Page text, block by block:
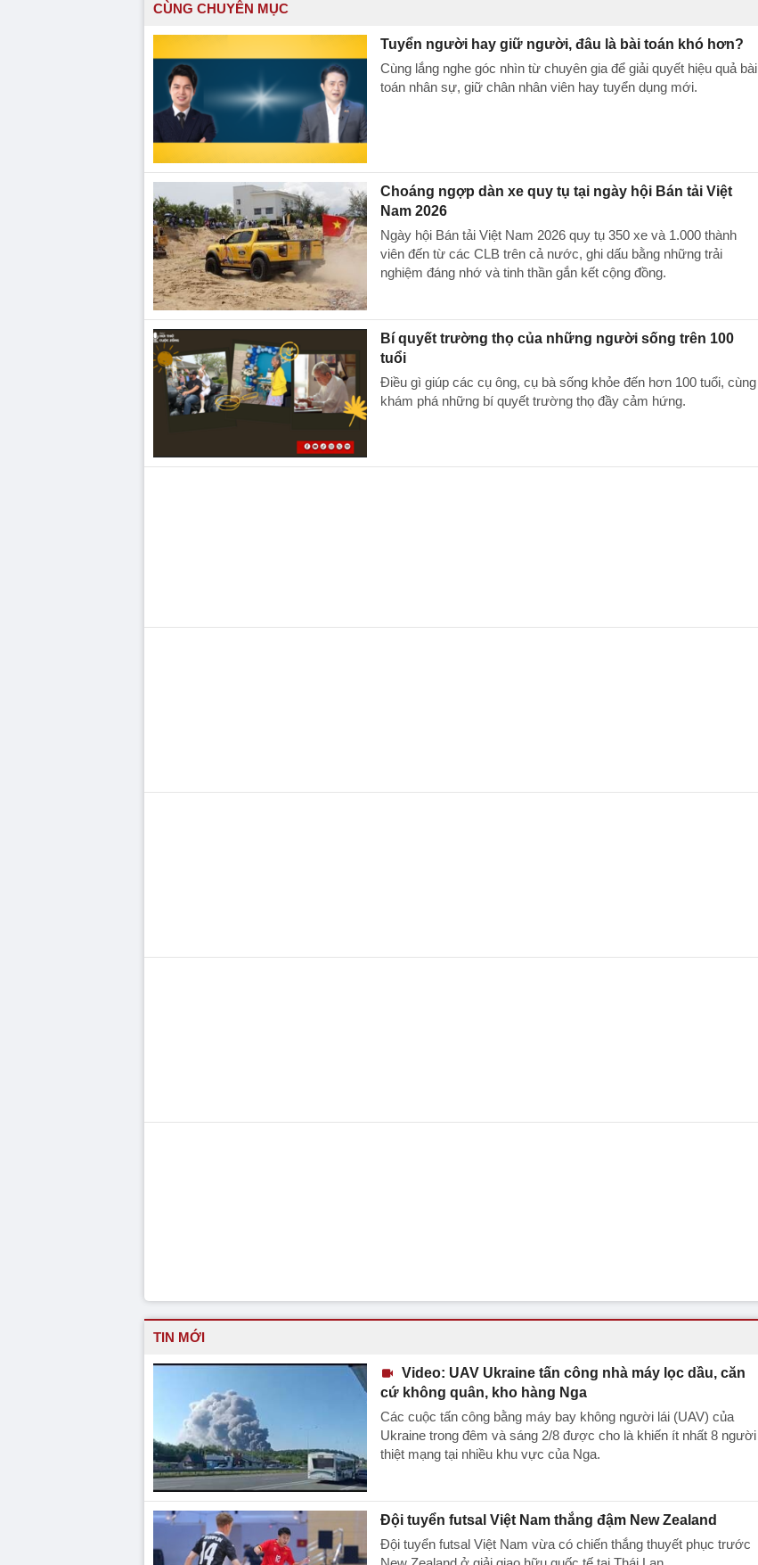
CÙNG CHUYÊN MỤC
Tuyển người hay giữ người, đâu là bài toán khó hơn?
Cùng lắng nghe góc nhìn từ chuyên gia để giải quyết hiệu quả bài
toán nhân sự, giữ chân nhân viên hay tuyển dụng mới.
Choáng ngợp dàn xe quy tụ tại ngày hội Bán tải Việt
Nam 2026
Ngày hội Bán tải Việt Nam 2026 quy tụ 350 xe và 1.000 thành
viên đến từ các CLB trên cả nước, ghi dấu bằng những trải
nghiệm đáng nhớ và tinh thần gắn kết cộng đồng.
Bí quyết trường thọ của những người sống trên 100
tuổi
Điều gì giúp các cụ ông, cụ bà sống khỏe đến hơn 100 tuổi, cùng
khám phá những bí quyết trường thọ đầy cảm hứng.
TIN MỚI
Video: UAV Ukraine tấn công nhà máy lọc dầu, căn
cứ không quân, kho hàng Nga
Các cuộc tấn công bằng máy bay không người lái (UAV) của
Ukraine trong đêm và sáng 2/8 được cho là khiến ít nhất 8 người
thiệt mạng tại nhiều khu vực của Nga.
Đội tuyển futsal Việt Nam thắng đậm New Zealand
Đội tuyển futsal Việt Nam vừa có chiến thắng thuyết phục trước